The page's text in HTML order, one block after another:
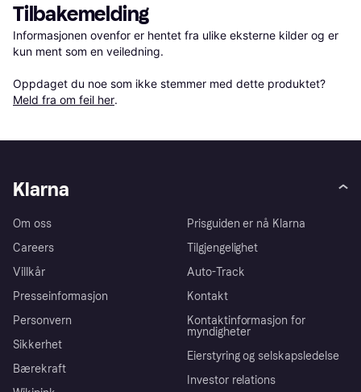
Tilbakemelding
Informasjonen ovenfor er hentet fra ulike eksterne kilder og er
kun ment som en veiledning.
Oppdaget du noe som ikke stemmer med dette produktet?
Meld fra om feil her.
Klarna
Om oss
Careers
Villkår
Presseinformasjon
Personvern
Sikkerhet
Bærekraft
Prisguiden er nå Klarna
Tilgjengelighet
Auto-Track
Kontakt
Kontaktinformasjon for
myndigheter
Eierstyring og selskapsledelse
Investor relations